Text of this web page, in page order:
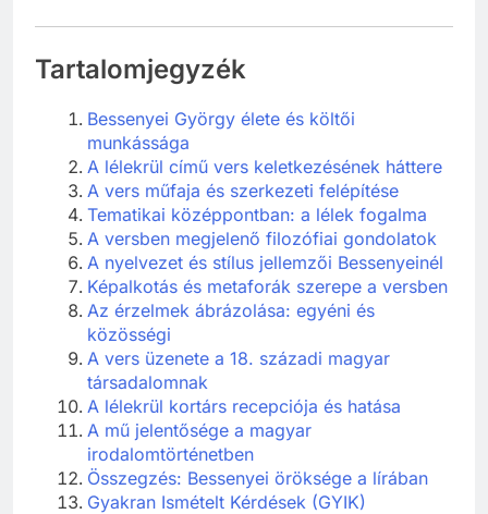
Tartalomjegyzék
Bessenyei György élete és költői
munkássága
A lélekrül című vers keletkezésének háttere
A vers műfaja és szerkezeti felépítése
Tematikai középpontban: a lélek fogalma
A versben megjelenő filozófiai gondolatok
A nyelvezet és stílus jellemzői Bessenyeinél
Képalkotás és metaforák szerepe a versben
Az érzelmek ábrázolása: egyéni és
közösségi
A vers üzenete a 18. századi magyar
társadalomnak
A lélekrül kortárs recepciója és hatása
A mű jelentősége a magyar
irodalomtörténetben
Összegzés: Bessenyei öröksége a lírában
Gyakran Ismételt Kérdések (GYIK)